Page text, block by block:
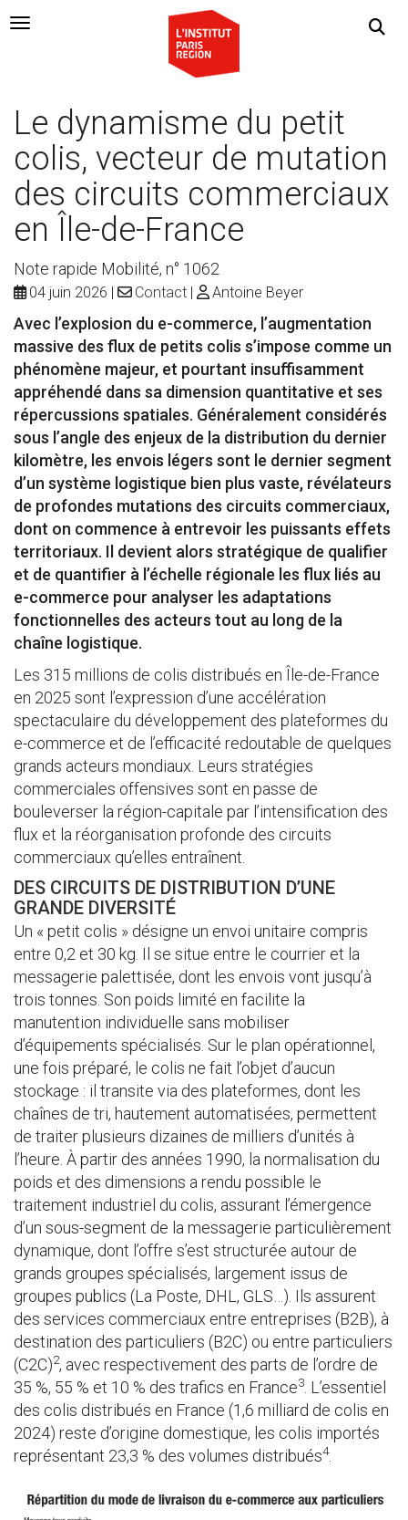
Navigation Toggle
Le dynamisme du petit
colis, vecteur de mutation
des circuits commerciaux
en Île-de-France
Note rapide Mobilité, n° 1062
04 juin 2026 Contact Antoine Beyer
Avec l’explosion du e-commerce, l’augmentation
massive des flux de petits colis s’impose comme un
phénomène majeur, et pourtant insuffisamment
appréhendé dans sa dimension quantitative et ses
répercussions spatiales. Généralement considérés
sous l’angle des enjeux de la distribution du dernier
kilomètre, les envois légers sont le dernier segment
d’un système logistique bien plus vaste, révélateurs
de profondes mutations des circuits commerciaux,
dont on commence à entrevoir les puissants effets
territoriaux. Il devient alors stratégique de qualifier
et de quantifier à l’échelle régionale les flux liés au
e-commerce pour analyser les adaptations
fonctionnelles des acteurs tout au long de la
chaîne logistique.
Les 315 millions de colis distribués en Île-de-France
en 2025 sont l’expression d’une accélération
spectaculaire du développement des plateformes du
e-commerce et de l’efficacité redoutable de quelques
grands acteurs mondiaux. Leurs stratégies
commerciales offensives sont en passe de
bouleverser la région-capitale par l’intensification des
flux et la réorganisation profonde des circuits
commerciaux qu’elles entraînent.
DES CIRCUITS DE DISTRIBUTION D’UNE
GRANDE DIVERSITÉ
Un « petit colis » désigne un envoi unitaire compris
entre 0,2 et 30 kg. Il se situe entre le courrier et la
messagerie palettisée, dont les envois vont jusqu’à
trois tonnes. Son poids limité en facilite la
manutention individuelle sans mobiliser
d’équipements spécialisés. Sur le plan opérationnel,
une fois préparé, le colis ne fait l’objet d’aucun
stockage : il transite via des plateformes, dont les
chaînes de tri, hautement automatisées, permettent
de traiter plusieurs dizaines de milliers d’unités à
l’heure. À partir des années 1990, la normalisation du
poids et des dimensions a rendu possible le
traitement industriel du colis, assurant l’émergence
d’un sous-segment de la messagerie particulièrement
dynamique, dont l’offre s’est structurée autour de
grands groupes spécialisés, largement issus de
groupes publics (La Poste, DHL, GLS…). Ils assurent
des services commerciaux entre entreprises (B2B), à
destination des particuliers (B2C) ou entre particuliers
(C2C)2, avec respectivement des parts de l’ordre de
35 %, 55 % et 10 % des trafics en France3 . L’essentiel
des colis distribués en France (1,6 milliard de colis en
2024) reste d’origine domestique, les colis importés
représentant 23,3 % des volumes distribués4.